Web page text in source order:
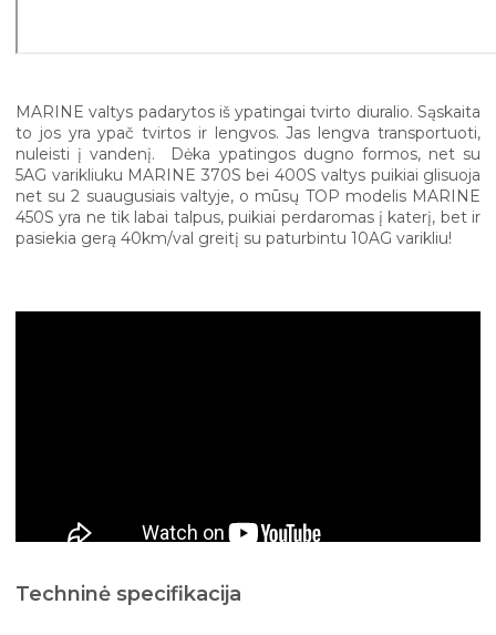
MARINE valtys padarytos iš ypatingai tvirto diuralio. Sąskaita
to jos yra ypač tvirtos ir lengvos. Jas lengva transportuoti,
nuleisti į vandenį. Dėka ypatingos dugno formos, net su
5AG varikliuku MARINE 370S bei 400S valtys puikiai glisuoja
net su 2 suaugusiais valtyje, o mūsų TOP modelis MARINE
450S yra ne tik labai talpus, puikiai perdaromas į katerį, bet ir
pasiekia gerą 40km/val greitį su paturbintu 10AG varikliu!
Techninė specifikacija